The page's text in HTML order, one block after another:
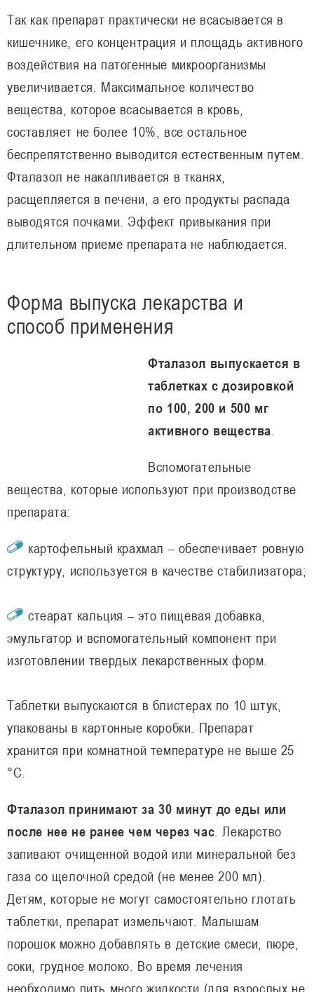
Так как препарат практически не всасывается в
кишечнике, его концентрация и площадь активного
воздействия на патогенные микроорганизмы
увеличивается. Максимальное количество
вещества, которое всасывается в кровь,
составляет не более 10%, все остальное
беспрепятственно выводится естественным путем.
Фталазол не накапливается в тканях,
расщепляется в печени, а его продукты распада
выводятся почками. Эффект привыкания при
длительном приеме препарата не наблюдается.
Форма выпуска лекарства и
способ применения
Фталазол выпускается в
таблетках с дозировкой
по 100, 200 и 500 мг
активного вещества
Вспомогательные
вещества, которые используют при производстве
препарата:
картофельный крахмал – обеспечивает ровную
структуру, используется в качестве стабилизатора;
стеарат кальция – это пищевая добавка,
эмульгатор и вспомогательный компонент при
изготовлении твердых лекарственных форм.
Таблетки выпускаются в блистерах по 10 штук,
упакованы в картонные коробки. Препарат
хранится при комнатной температуре не выше 25
°C.
Фталазол принимают за 30 минут до еды или
после нее не ранее чем через час . Лекарство
запивают очищенной водой или минеральной без
газа со щелочной средой (не менее 200 мл).
Детям, которые не могут самостоятельно глотать
таблетки, препарат измельчают. Малышам
порошок можно добавлять в детские смеси, пюре,
соки, грудное молоко. Во время лечения
необходимо пить много жидкости (для взрослых не